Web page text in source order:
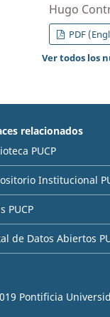
Hugo
PDF
Ver todos los
relacionados
PUCP
Institucional
PUCP
de Datos Abiertos
Pontificia